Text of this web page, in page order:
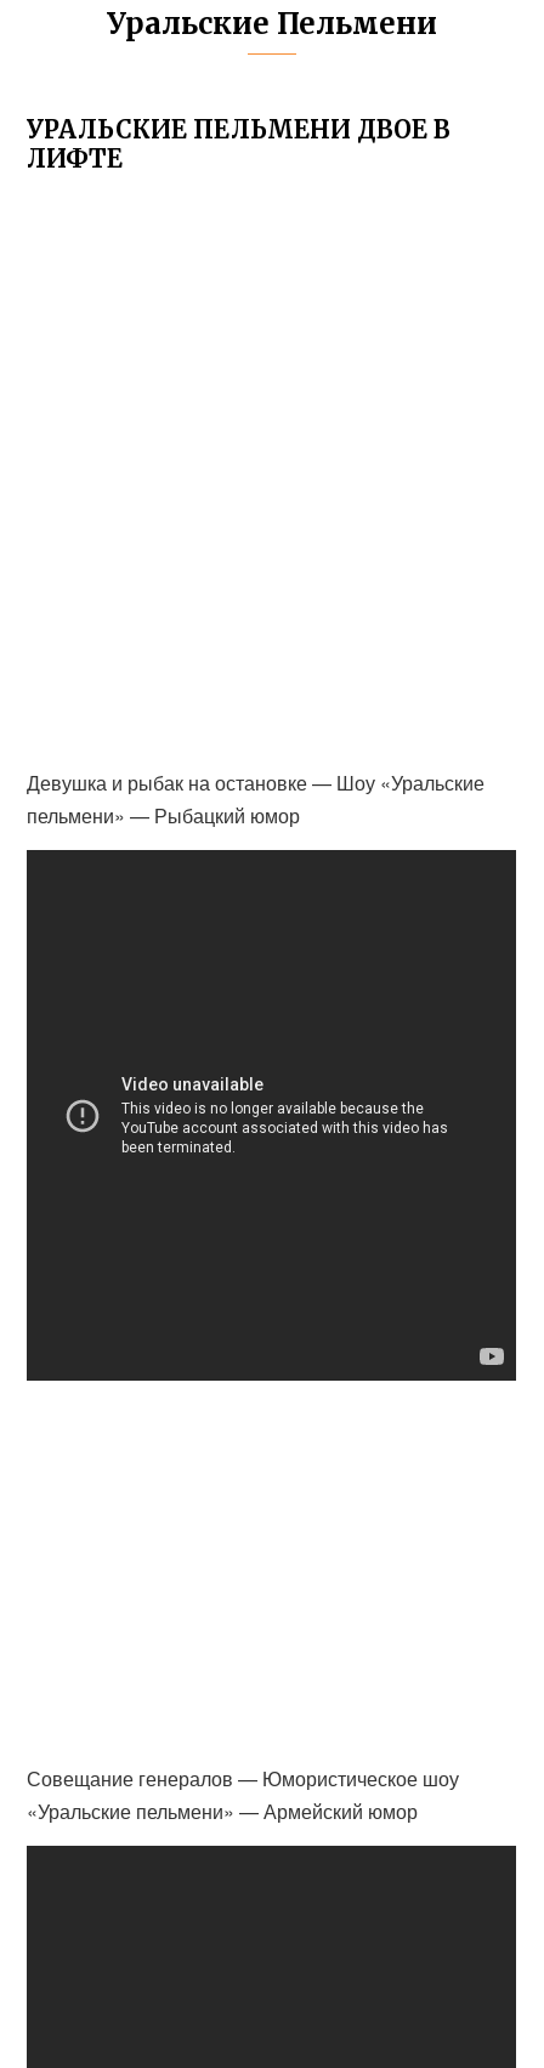
Уральские Пельмени
УРАЛЬСКИЕ ПЕЛЬМЕНИ ДВОЕ В
ЛИФТЕ
Девушка и рыбак на остановке — Шоу «Уральские
пельмени» — Рыбацкий юмор
Совещание генералов — Юмористическое шоу
«Уральские пельмени» — Армейский юмор